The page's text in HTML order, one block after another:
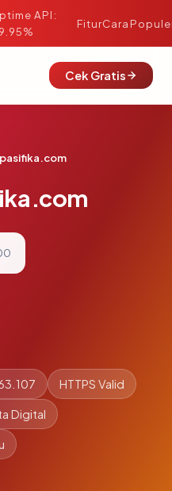
API:
FiturCara
Cek Gratis
HTTPS Valid
Digital